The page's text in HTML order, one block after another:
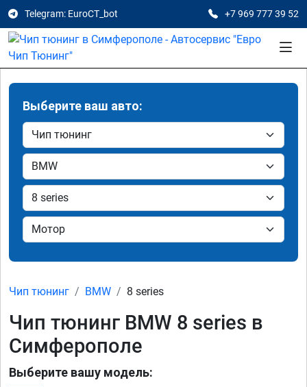
Telegram: EuroCT_bot +7 969 777 39 52
Выберите ваш авто:
Чип тюнинг BMW 8 series
Чип тюнинг BMW 8 series в
Симферополе
Выберите вашу модель: